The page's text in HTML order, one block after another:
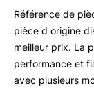
Référence de
pièce d origine
meilleur prix. La
performance et
avec plusieurs